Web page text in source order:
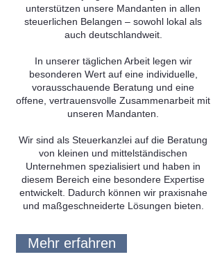
unterstützen unsere Mandanten in allen
steuerlichen Belangen – sowohl lokal als
auch deutschlandweit.
In unserer täglichen Arbeit legen wir
besonderen Wert auf eine individuelle,
vorausschauende Beratung und eine
offene, vertrauensvolle Zusammenarbeit mit
unseren Mandanten.
Wir sind als Steuerkanzlei auf die Beratung
von kleinen und mittelständischen
Unternehmen spezialisiert und haben in
diesem Bereich eine besondere Expertise
entwickelt. Dadurch können wir praxisnahe
und maßgeschneiderte Lösungen bieten.
Mehr erfahren